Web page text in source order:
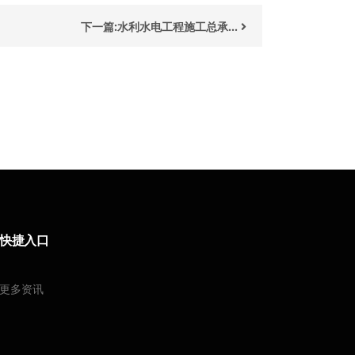
下一篇:水利水电工程施工总承...
快捷入口
更多资讯